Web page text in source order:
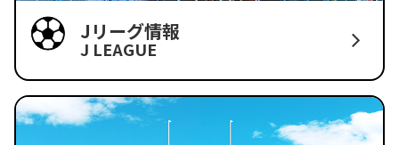
Jリーグ情報
J LEAGUE